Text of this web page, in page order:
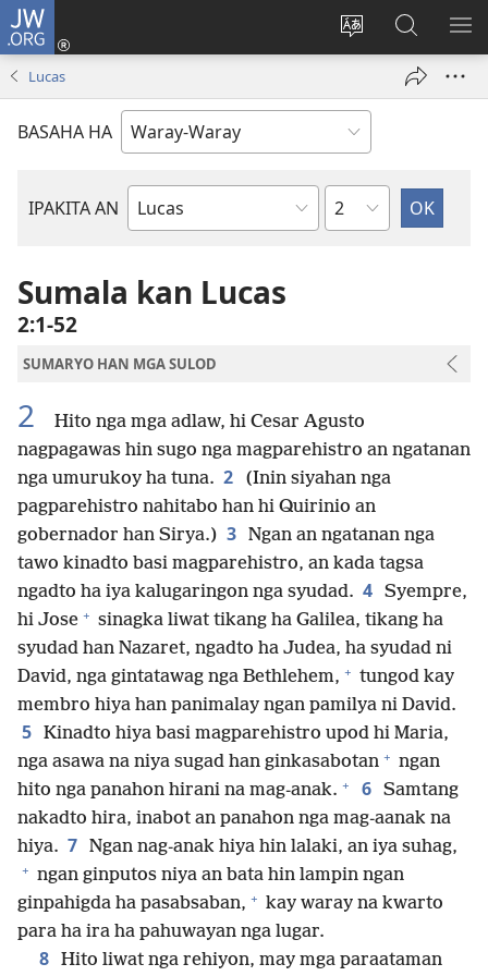
JW.ORG
Balyui
yinaknan
an
site
Pag-
log
new
Pamiling
ha
JW.ORG
Lucas
BASAHA HA
IPAKITA AN
Libro
Biblia
Kapitulo
Sumala kan Lucas
2:1-52
SUMARYO HAN MGA SULOD
2
Hito nga mga adlaw, hi Cesar Agusto
nagpagawas hin sugo nga magparehistro an ngatanan
nga umurukoy ha tuna. 2
(Inin siyahan nga
pagparehistro nahitabo han hi Quirinio an
gobernador han Sirya.) 3 Ngan an ngatanan nga
tawo kinadto basi magparehistro, an kada tagsa
ngadto ha iya kalugaringon nga syudad. 4 Syempre,
hi Jose + sinagka liwat tikang ha Galilea, tikang ha
syudad han Nazaret, ngadto ha Judea, ha syudad ni
David, nga gintatawag nga Bethlehem, + tungod kay
membro hiya han panimalay ngan pamilya ni David.
5 Kinadto hiya basi magparehistro upod hi Maria,
nga asawa na niya sugad han ginkasabotan + ngan
hito nga panahon hirani na mag-anak. + 6 Samtang
nakadto hira, inabot an panahon nga mag-aanak na
hiya. 7 Ngan nag-anak hiya hin lalaki, an iya suhag,
+ ngan ginputos niya an bata hin lampin ngan
ginpahigda ha pasabsaban, + kay waray na kwarto
para ha ira ha pahuwayan nga lugar.
8 Hito liwat nga rehiyon, may mga paraataman